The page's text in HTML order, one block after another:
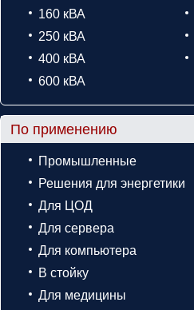
160 кВА
250 кВА
400 кВА
600 кВА
По применению
Промышленные
Решения для энергетики
Для ЦОД
Для сервера
Для компьютера
В стойку
Для медицины